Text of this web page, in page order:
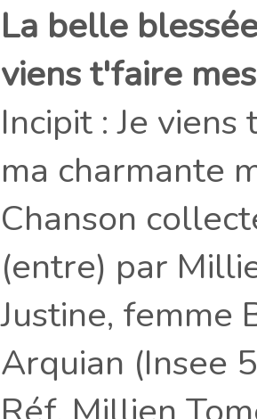
La belle
viens t'faire
Incipit : Je
ma charmante
Chanson
(entre) par
Justine, femme
Arquian (Insee